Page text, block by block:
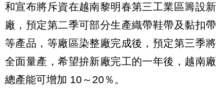
和宣布將斥資在越南黎明春第三工業區籌設新
廠，預定第二季可部分生產織帶鞋帶及黏扣帶
等產品，等廠區染整廠完成後，預定第三季將
全面量產，希望拚新廠完工的一年後，越南廠
總產能可增加 10～20％。